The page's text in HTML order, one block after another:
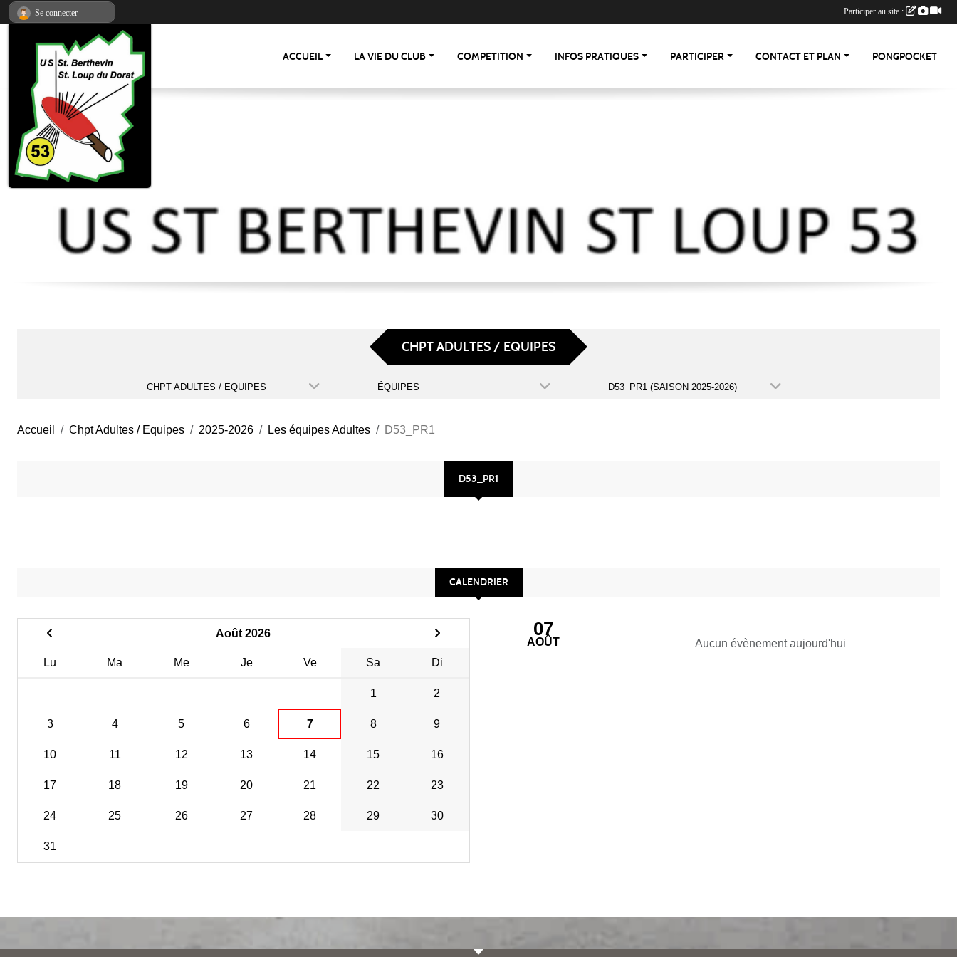
ACCUEIL LA VIE DU CLUB COMPETITION INFOS PRATIQUES PARTICIPER CONTACT ET PLAN PONGPOCKET
CHPT ADULTES / EQUIPES
CHPT ADULTES / EQUIPES ÉQUIPES D53_PR1 (SAISON 2025-2026)
Accueil Chpt Adultes / Equipes 2025-2026 Les équipes Adultes D53_PR1
D53_PR1
CALENDRIER
Août 2026
Lu Ma Me Je Ve Sa Di
1 2
3 4 5 6 7 8 9
10 11 12 13 14 15 16
17 18 19 20 21 22 23
24 25 26 27 28 29 30
31
07
AOÛT Aucun évènement aujourd'hui
Se connecter Participer au site :
Panneau de gestion des cookies